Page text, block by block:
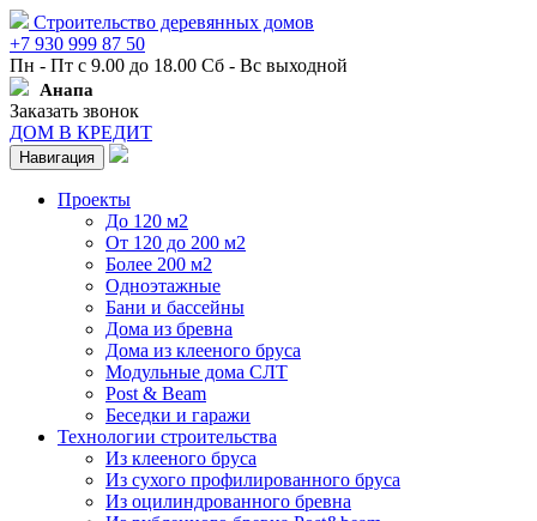
Строительство деревянных домов
+7 930 999 87 50
Пн - Пт с 9.00 до 18.00 Сб - Вс выходной
Анапа
Заказать звонок
ДОМ В КРЕДИТ
Навигация
Проекты
До 120 м2
От 120 до 200 м2
Более 200 м2
Одноэтажные
Бани и бассейны
Дома из бревна
Дома из клееного бруса
Модульные дома СЛТ
Post & Beam
Беседки и гаражи
Технологии строительства
Из клееного бруса
Из сухого профилированного бруса
Из оцилиндрованного бревна